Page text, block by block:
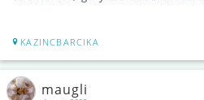
KAZINCBARCIKA
maugli